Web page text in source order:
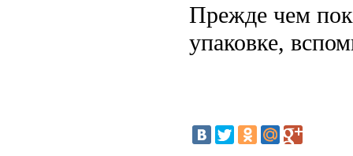
Прежде чем
упаковке,